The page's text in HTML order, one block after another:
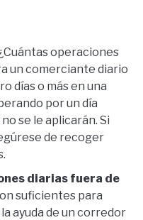
operaciones
un comerciante diario
días o más en una
por un día
se le aplicarán. Si
de recoger
diarias fuera de
suficientes para
ayuda de un corredor